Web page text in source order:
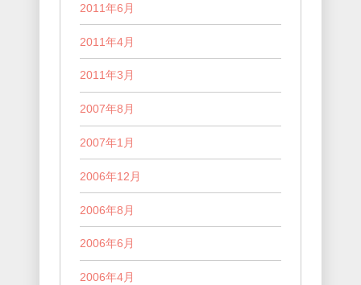
2011年6月
2011年4月
2011年3月
2007年8月
2007年1月
2006年12月
2006年8月
2006年6月
2006年4月